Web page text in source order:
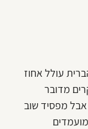
עולל אחוז
מדובר
אבל מפסיד שוב
השיטה: מאז 1992 זכו 7 מ־8 המועמדים